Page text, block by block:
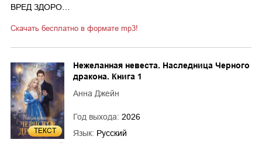
ВРЕД ЗДОРО…
Скачать бесплатно в формате mp3!
ТЕКСТ
Нежеланная невеста. Наследница Черного
дракона. Книга 1
Анна Джейн
Год выхода: 2026
Язык: Русский